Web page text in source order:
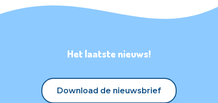
Het laatste nieuws!
Download de nieuwsbrief
Download de nieuwsbrief